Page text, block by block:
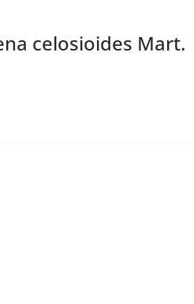
celosioides Mart.